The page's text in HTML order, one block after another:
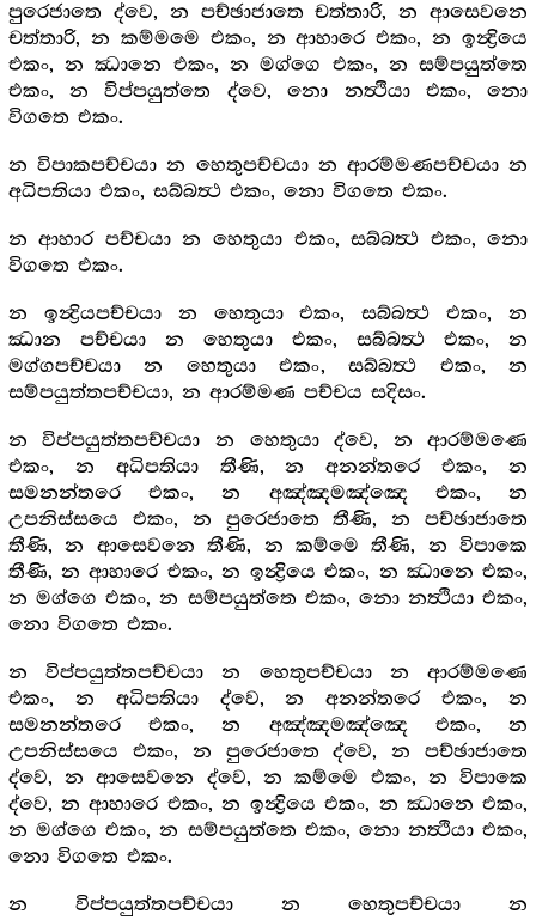
පුරෙජාතෙ ද්වෙ, න පච්ඡාජාතෙ චත්තාරි, න ආසෙවනෙ
චත්තාරි, න කම්මමෙ එකං, න ආහාරෙ එකං, න ඉන්‍ද්‍රියෙ
එකං, න ඣානෙ එකං, න මග්ගෙ එකං, න සම්පයුත්තෙ
එකං, න විප්පයුත්තෙ ද්වෙ, නො නත්‍ථියා එකං, නො
විගතෙ එකං.
න විපාකපච්චයා න හෙතුපච්චයා න ආරම්මණපච්චයා න
අධිපතියා එකං, සබ්බත්‍ථ එකං, නො විගතෙ එකං.
න ආහාර පච්චයා න හෙතුයා එකං, සබ්බත්‍ථ එකං, නො
විගතෙ එකං.
න ඉන්‍ද්‍රියපච්චයා න හෙතුයා එකං, සබ්බත්‍ථ එකං, න
ඣාන පච්චයා න හෙතුයා එකං, සබ්බත්‍ථ එකං, න
මග්ගපච්චයා න හෙතුයා එකං, සබ්බත්‍ථ එකං, න
සම්පයුත්තපච්චයා, න ආරම්මණ පච්චය සදිසං.
න විප්පයුත්තපච්චයා න හෙතුයා ද්වෙ, න ආරම්මණෙ
එකං, න අධිපතියා තීණි, න අනන්තරෙ එකං, න
සමනන්තරෙ එකං, න අඤ්ඤමඤ්ඤෙ එකං, න
උපනිස්සයෙ එකං, න පුරෙජාතෙ තීණි, න පච්ඡාජාතෙ
තීණි, න ආසෙවනෙ තීණි, න කම්මෙ තීණි, න විපාකෙ
තීණි, න ආහාරෙ එකං, න ඉන්‍ද්‍රියෙ එකං, න ඣානෙ එකං,
න මග්ගෙ එකං, න සම්පයුත්තෙ එකං, නො නත්‍ථියා එකං,
නො විගතෙ එකං.
න විප්පයුත්තපච්චයා න හෙතුපච්චයා න ආරම්මණෙ
එකං, න අධිපතියා ද්වෙ, න අනන්තරෙ එකං, න
සමනන්තරෙ එකං, න අඤ්ඤමඤ්ඤෙ එකං, න
උපනිස්සයෙ එකං, න පුරෙජාතෙ ද්වෙ, න පච්ඡාජාතෙ
ද්වෙ, න ආසෙවනෙ ද්වෙ, න කම්මෙ එකං, න විපාකෙ
ද්වෙ, න ආහාරෙ එකං, න ඉන්‍ද්‍රියෙ එකං, න ඣානෙ එකං,
න මග්ගෙ එකං, න සම්පයුත්තෙ එකං, නො නත්‍ථියා එකං,
නො විගතෙ එකං.
න විප්පයුත්තපච්චයා න හෙතුපච්චයා න